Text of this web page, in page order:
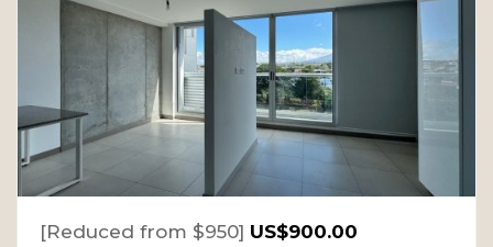
[Reduced from $950] US$900.00